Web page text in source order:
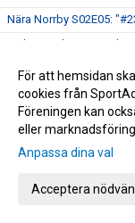
Nära Norrby S02E05:
Melvin Andersson och
Norrby inledde lägret
Anton Cajtoft förlänger
Bilder från
Inga poäng när Norrby
Inför match: IK Brage –
För att hemsidan
cookies från
Föreningen kan
eller
Anpassa dina val
Acceptera